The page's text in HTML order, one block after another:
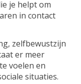
je helpt om
in contact
zelfbewustzijn
er meer
voelen en
situaties.